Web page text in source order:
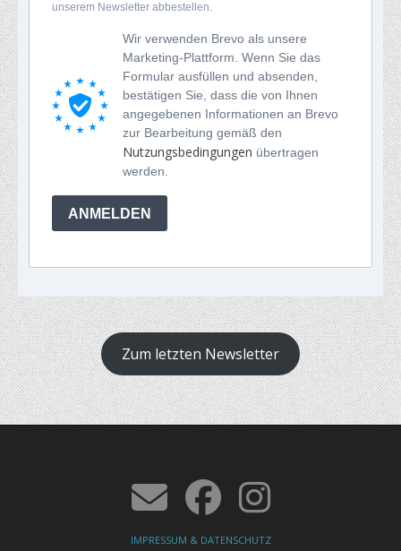
unserem Newsletter abbestellen.
Wir verwenden Brevo als unsere
Marketing-Plattform. Wenn Sie das
Formular ausfüllen und absenden,
bestätigen Sie, dass die von Ihnen
angegebenen Informationen an Brevo
zur Bearbeitung gemäß den
Nutzungsbedingungen übertragen
werden.
ANMELDEN
Zum letzten Newsletter
IMPRESSUM & DATENSCHUTZ